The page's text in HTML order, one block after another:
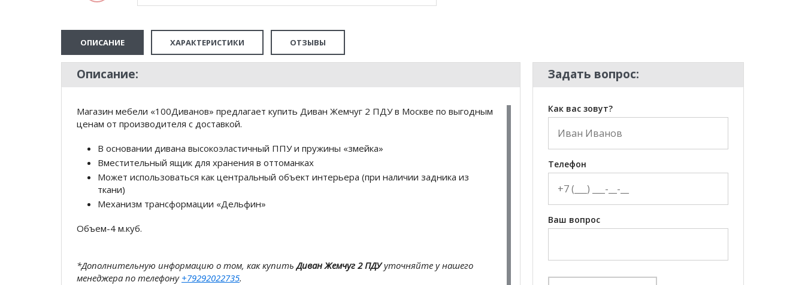
ОПИСАНИЕ ХАРАКТЕРИСТИКИ ОТЗЫВЫ
Описание:
Магазин мебели «100Диванов» предлагает купить Диван Жемчуг 2 ПДУ в Москве по выгодным
ценам от производителя с доставкой.
В основании дивана высокоэластичный ППУ и пружины «змейка»
Вместительный ящик для хранения в оттоманках
Может использоваться как центральный объект интерьера (при наличии задника из
ткани)
Механизм трансформации «Дельфин»
Объем-4 м.куб.
*Дополнительную информацию о том, как купитьДиван Жемчуг 2 ПДУуточняйте у нашего
менеджера по телефону +79292022735.
Задать вопрос:
Как вас зовут?
Телефон
Ваш вопрос